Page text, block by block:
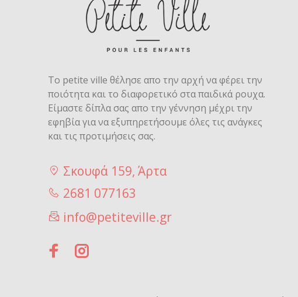
Το petite ville θέλησε απο την αρχή να φέρει την
ποιότητα και το διαφορετικό στα παιδικά ρουχα.
Είμαστε δίπλα σας απο την γέννηση μέχρι την
εφηβία για να εξυπηρετήσουμε όλες τις ανάγκες
και τις προτιμήσεις σας.
Σκουφά 159, Άρτα
2681 077163
info@petiteville.gr